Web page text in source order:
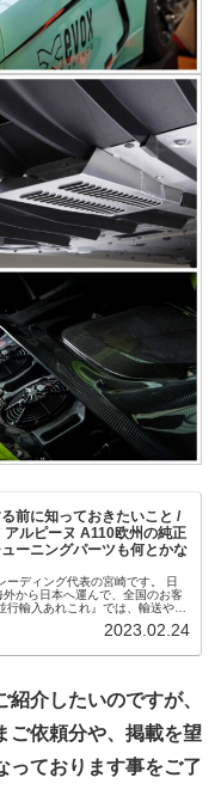
前に知っておきたいこと /
アルピーヌ A110欧州の純正
ーニングパーツも何とかな
から日本へ運んで、全国のお客
輸入あれこれ』では、輸送や国
入車｜購入する前に知っておきた
ングパーツも何とかなる！につ
頼をいただいております。内容
、画像やイメージのみまで様々で
す。 今回は、カスタム
いアルピーヌA110の人気パーツ
2023.02.24
介したいのですが、
ご依頼分や、掲載を望
っております事をご了